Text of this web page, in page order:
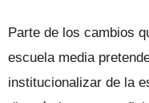
Parte de los cambios
escuela media
institucionalizar de la